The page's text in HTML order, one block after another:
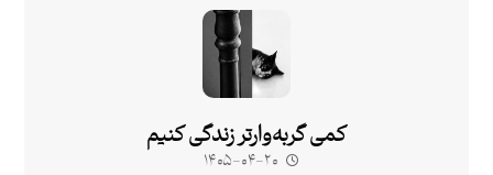
کمی گربه‌وارتر زندگی کنیم
۱۴۰۵-۰۴-۲۰